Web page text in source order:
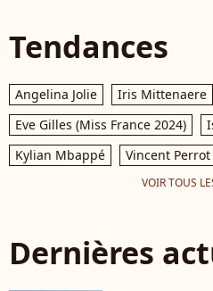
Tendances
Angelina Jolie Iris Mittenaere
Eve Gilles (Miss France 2024)
Kylian Mbappé
Vincent Perrot
VOIR TOUS
Dernières